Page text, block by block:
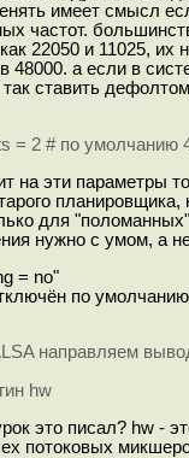
имеет смысл
частот.
22050 и 11025, их
48000. а если в
ставить
= 2 # по умолчанию
на эти параметры
планировщика,
для
нужно с умом, а
= no"
по
направляем
hw
это писал? hw -
потоковых